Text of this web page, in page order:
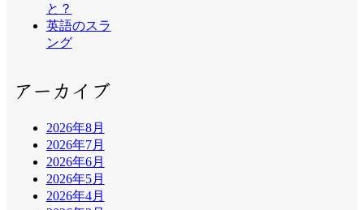
と？
英語のスラ
ング
アーカイブ
2026年8月
2026年7月
2026年6月
2026年5月
2026年4月